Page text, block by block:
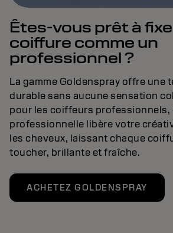
Êtes-vous prêt à
coiffure comme un
professionnel ?
La gamme Goldenspray offre une
durable sans aucune sensation
pour les coiffeurs professionnels,
professionnelle libère votre
les cheveux, laissant chaque
toucher, brillante et fraîche.
ACHETEZ GOLDENSPRAY